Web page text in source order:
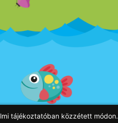
tájékoztatóban közzétett módon.